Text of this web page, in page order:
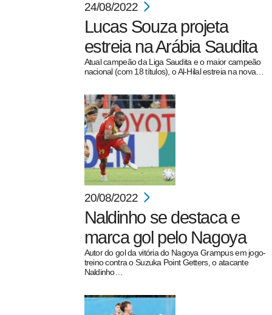
24/08/2022
Lucas Souza projeta
estreia na Arábia Saudita
Atual campeão da Liga Saudita e o maior campeão
nacional (com 18 títulos), o Al-Hilal estreia na nova…
20/08/2022
Naldinho se destaca e
marca gol pelo Nagoya
Autor do gol da vitória do Nagoya Grampus em jogo-
treino contra o Suzuka Point Getters, o atacante
Naldinho…